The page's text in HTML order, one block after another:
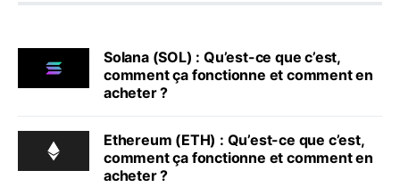
Solana (SOL) : Qu’est-ce que c’est,
comment ça fonctionne et comment en
acheter ?
Ethereum (ETH) : Qu’est-ce que c’est,
comment ça fonctionne et comment en
acheter ?